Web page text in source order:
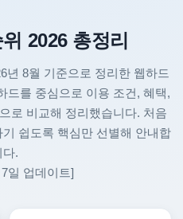
2026 총정리
년 8월 기준으로 정리한 웹하드
드를 중심으로 이용 조건, 혜택,
로 비교해 정리했습니다. 처음
쉽도록 핵심만 선별해 안내합
다.
일 업데이트]